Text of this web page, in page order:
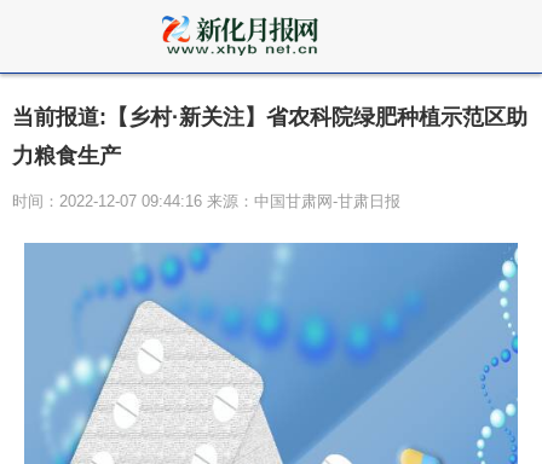
当前报道:【乡村·新关注】省农科院绿肥种植示范区助
力粮食生产
时间：2022-12-07 09:44:16 来源：中国甘肃网-甘肃日报